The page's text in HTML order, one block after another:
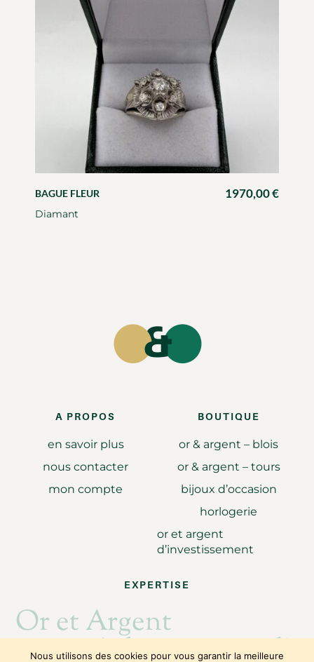
BAGUE FLEUR 1970,00€
Diamant
A PROPOS
en savoir plus
nous contacter
mon compte
BOUTIQUE
or & argent – blois
or & argent – tours
bijoux d’occasion
horlogerie
or et argent
d’investissement
EXPERTISE
Or et Argent
Achat revente d'or
Nous utilisons des cookies pour vous garantir la meilleure